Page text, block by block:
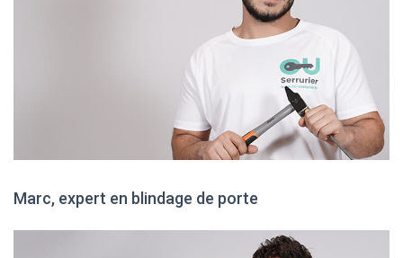
Marc, expert en blindage de porte